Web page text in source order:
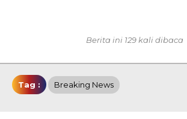
Berita ini 129 kali dibaca
Tag : Breaking News